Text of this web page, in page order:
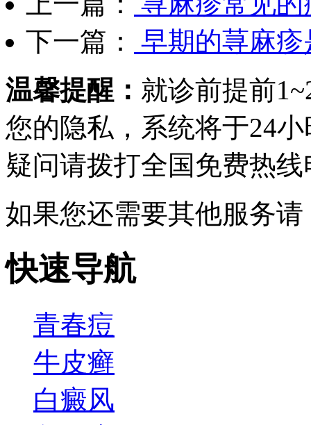
下一篇：
早期的荨麻
温馨提醒： 就诊前提前
您的隐私，系统将于24
疑问请拨打全国免费热线
如果您还需要其他服务
快速导航
青春痘
牛皮癣
白癜风